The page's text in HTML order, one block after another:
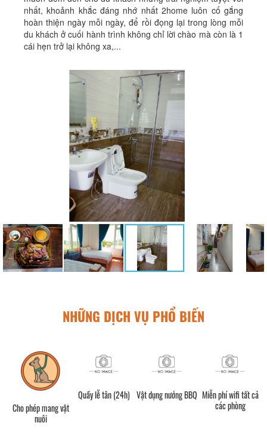
nhất, khoảnh khắc đáng nhớ nhất 2home luôn cố gắng
hoàn thiện ngày mỗi ngày, để rồi đọng lại trong lòng mỗi
du khách ở cuối hành trình không chỉ lời chào mà còn là 1
cái hẹn trở lại không xa,...
NHỮNG DỊCH VỤ PHỔ BIẾN
Cho phép mang vật
nuôi
Quầy lễ tân (24h) Vật dụng nướng BBQ Miễn phí wifi tất cả
các phòng